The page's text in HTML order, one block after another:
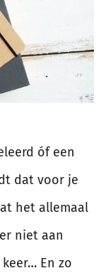
óf een
dat voor je
het allemaal
niet aan
En zo